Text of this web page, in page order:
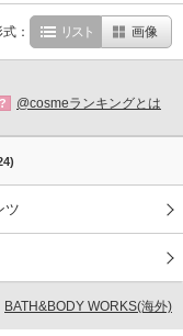
： リスト 画像
? @cosmeランキングとは
ツ
BATH&BODY WORKS(海外)